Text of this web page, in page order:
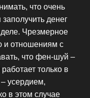
что очень
денег
Чрезмерное
и отношениям с
что фен-шуй –
только в
усердием,
в этом случае